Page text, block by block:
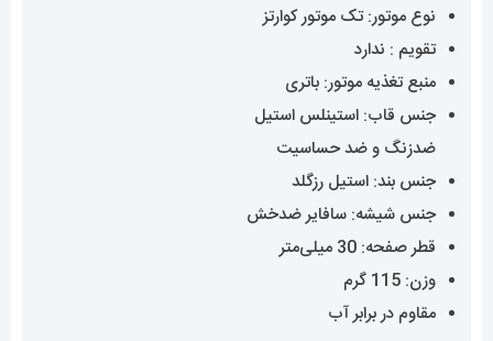
نوع موتور: تک موتور کوارتز
تقویم : ندارد
منبع تغذیه موتور: باتری
جنس قاب: استینلس استیل
ضدزنگ و ضد حساسیت
جنس بند: استیل رزگلد
جنس شیشه: سافایر ضدخش
قطر صفحه: 30 میلی‌متر
وزن: 115 گرم
مقاوم در برابر آب